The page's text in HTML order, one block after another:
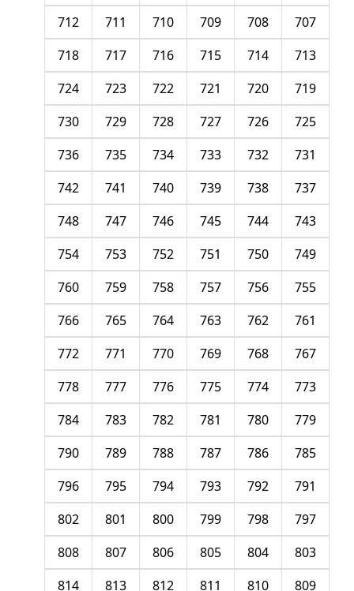
707
708
709
710
711
712
713
714
715
716
717
718
719
720
721
722
723
724
725
726
727
728
729
730
731
732
733
734
735
736
737
738
739
740
741
742
743
744
745
746
747
748
749
750
751
752
753
754
755
756
757
758
759
760
761
762
763
764
765
766
767
768
769
770
771
772
773
774
775
776
777
778
779
780
781
782
783
784
785
786
787
788
789
790
791
792
793
794
795
796
797
798
799
800
801
802
803
804
805
806
807
808
809
810
811
812
813
814